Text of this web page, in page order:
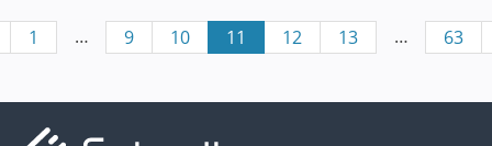
1 … 9 10 11 12 13 … 63